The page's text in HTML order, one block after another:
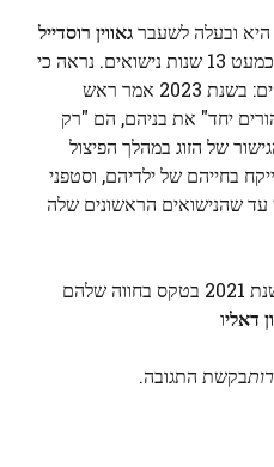
ובעלה לשעברגאווין רוסדייל
שתף שלושה בנים והתגרש לאחר כמעט 13 שנות נישואים. נראה כי
היחסים בין השניים נשארים מתוחים: בשנת 2023 אמר ראש
יחד" את בניהם, הם "רק
של הזוג במהלך הפיצול
בחייהם של ילדיהם, וסטפני
שהנישואים הראשונים שלה
שלטון וסטפני קשרו את הקשר בשנת 2021 בטקס בחווה שלהם
דאליו
בקשת התגובה.